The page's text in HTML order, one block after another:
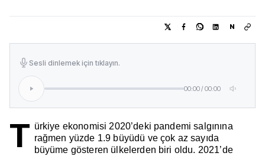
N
Sesli dinlemek için tıklayın.
00:00/00:00
T ürkiye ekonomisi 2020’deki pandemi salgınına
rağmen yüzde 1.9 büyüdü ve çok az sayıda
büyüme gösteren ülkelerden biri oldu. 2021’de